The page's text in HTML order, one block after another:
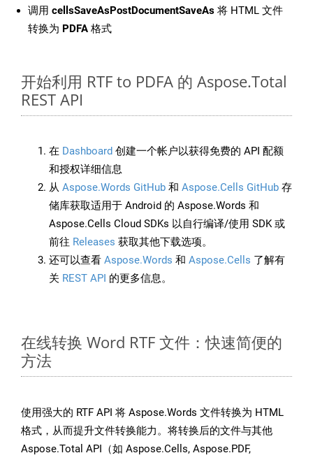
调用 cellsSaveAsPostDocumentSaveAs 将 HTML 文件
转换为 PDFA 格式
开始利用 RTF to PDFA 的 Aspose.Total
REST API
在 Dashboard 创建一个帐户以获得免费的 API 配额
和授权详细信息
从 Aspose.Words GitHub 和 Aspose.Cells GitHub 存
储库获取适用于 Android 的 Aspose.Words 和
Aspose.Cells Cloud SDKs 以自行编译/使用 SDK 或
前往 Releases 获取其他下载选项。
还可以查看 Aspose.Words 和 Aspose.Cells 了解有
关 REST API 的更多信息。
在线转换 Word RTF 文件：快速简便的
方法
使用强大的 RTF API 将 Aspose.Words 文件转换为 HTML
格式，从而提升文件转换能力。将转换后的文件与其他
Aspose.Total API（如 Aspose.Cells, Aspose.PDF,